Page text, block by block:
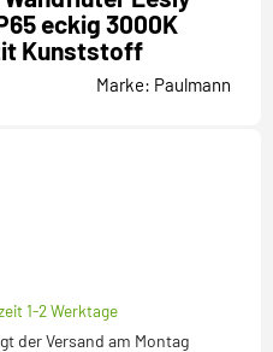
eckig 3000K
Kunststoff
Marke: Paulmann
1-2 Werktage
der Versand am Montag